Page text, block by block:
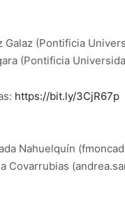
Galaz (Pontificia
(Pontificia
https://bit.ly/3CjR67p
Nahuelquín
Covarrubias